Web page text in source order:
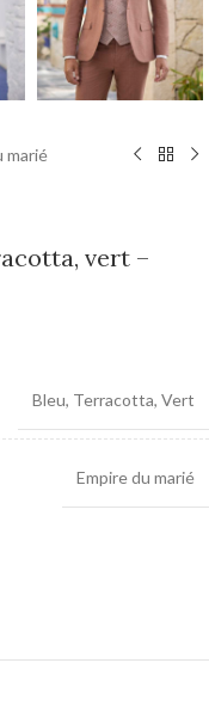
marié
vert –
Bleu, Terracotta, Vert
Empire du marié